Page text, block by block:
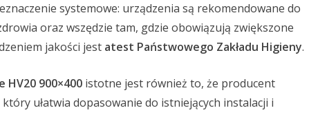
systemowe: urządzenia są rekomendowane do
oraz wszędzie tam, gdzie obowiązują zwiększone
jakości jest atest Państwowego Zakładu Higieny.
HV20 900×400 istotne jest również to, że producent
który ułatwia dopasowanie do istniejących instalacji i